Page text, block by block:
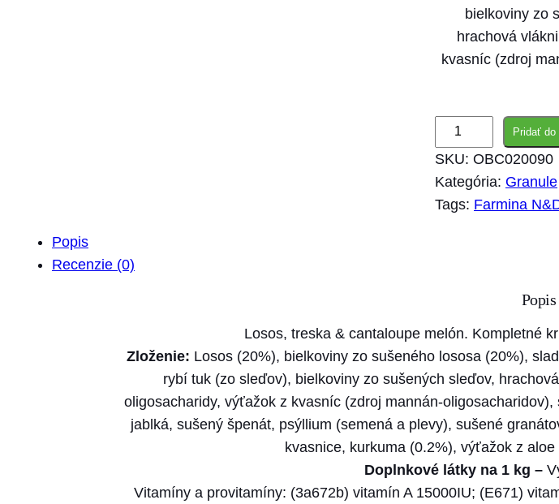
bielkoviny zo
hrachová
kvasníc (zdroj
n
a
m
i
n
a
N
&
Pridať
SKU: OBC020090
Kategória: Granule
Tags: Farmina
Popis
Recenzie (0)
Popis
Losos, treska & cantaloupe melón. Kompletné
Zloženie: Losos (20%), bielkoviny zo sušeného lososa (20%),
rybí tuk (zo sleďov), bielkoviny zo sušených sleďov,
oligosacharidy, výťažok z kvasníc (zdroj mannán-
jablká, sušený špenát, psýllium (semená a plevy), sušené
kvasnice, kurkuma (0.2%), výťažok z
Doplnkové látky na 1 kg –
Vitamíny a provitamíny: (3a672b) vitamín A 15000IU; (E671)